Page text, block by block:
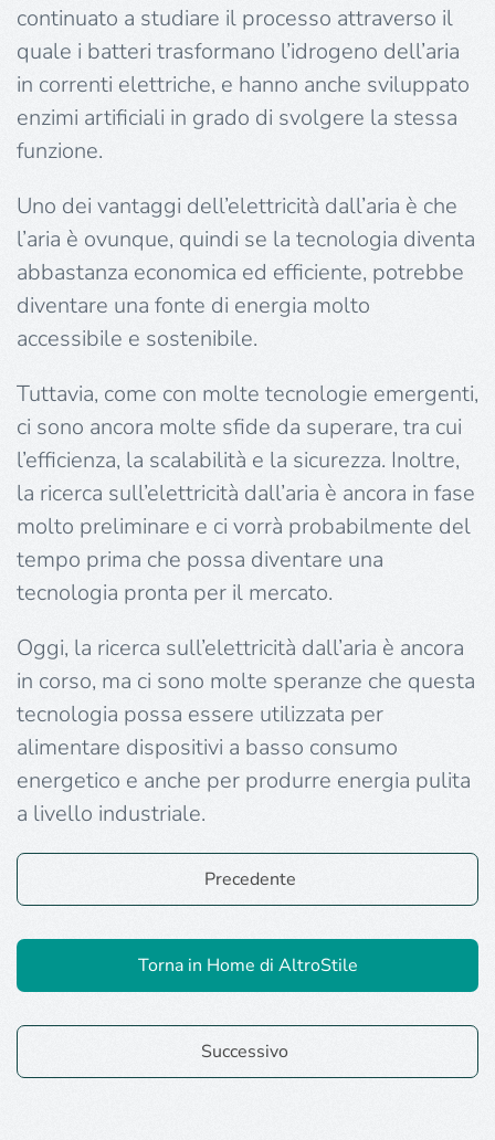
continuato a studiare il processo attraverso il
quale i batteri trasformano l’idrogeno dell’aria
in correnti elettriche, e hanno anche sviluppato
enzimi artificiali in grado di svolgere la stessa
funzione.
Uno dei vantaggi dell’elettricità dall’aria è che
l’aria è ovunque, quindi se la tecnologia diventa
abbastanza economica ed efficiente, potrebbe
diventare una fonte di energia molto
accessibile e sostenibile.
Tuttavia, come con molte tecnologie emergenti,
ci sono ancora molte sfide da superare, tra cui
l’efficienza, la scalabilità e la sicurezza. Inoltre,
la ricerca sull’elettricità dall’aria è ancora in fase
molto preliminare e ci vorrà probabilmente del
tempo prima che possa diventare una
tecnologia pronta per il mercato.
Oggi, la ricerca sull’elettricità dall’aria è ancora
in corso, ma ci sono molte speranze che questa
tecnologia possa essere utilizzata per
alimentare dispositivi a basso consumo
energetico e anche per produrre energia pulita
a livello industriale.
Precedente
Torna in Home di AltroStile
Successivo